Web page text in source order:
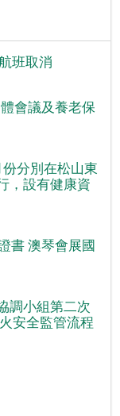
班取消
會議及養老保
分別在松山東
，設有健康資
書 澳琴會展國
調小組第二次
安全監管流程